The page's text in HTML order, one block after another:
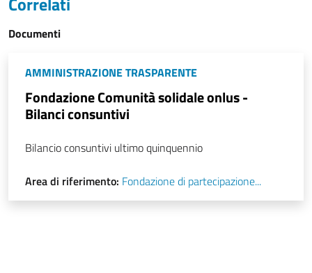
Documenti
AMMINISTRAZIONE TRASPARENTE
Fondazione Comunità solidale onlus -
Bilanci consuntivi
Bilancio consuntivi ultimo quinquennio
Area di riferimento: Fondazione di partecipazione...